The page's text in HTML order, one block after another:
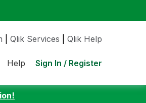
Qlik Services Qlik Help
Help Sign In / Register